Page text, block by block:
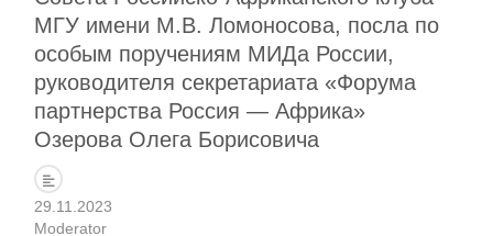
МГУ имени М.В. Ломоносова, посла по
особым поручениям МИДа России,
руководителя секретариата «Форума
партнерства Россия — Африка»
Озерова Олега Борисовича
29.11.2023
Moderator